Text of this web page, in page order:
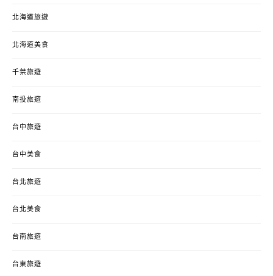
北海道旅遊
北海道美食
千葉旅遊
南投旅遊
台中旅遊
台中美食
台北旅遊
台北美食
台南旅遊
台東旅遊